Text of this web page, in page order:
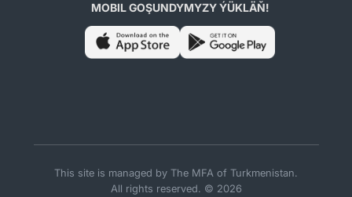
MOBIL GOŞUNDYMYZY ÝÜKLÄŇ!
This site is managed by The MFA of Turkmenistan.
All rights reserved. © 2026